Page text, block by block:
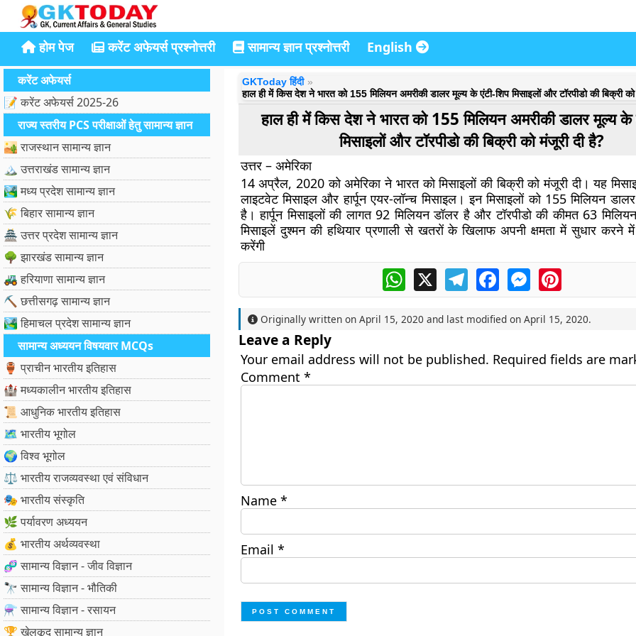
होम पेज करेंट अफेयर्स प्रश्नोत्तरी सामान्य ज्ञान प्रश्नोत्तरी English
करेंट अफेयर्स
📝 करेंट अफेयर्स 2025-26
राज्य स्तरीय PCS परीक्षाओं हेतु सामान्य ज्ञान
🏜️ राजस्थान सामान्य ज्ञान
🏔️ उत्तराखंड सामान्य ज्ञान
🏞️ मध्य प्रदेश सामान्य ज्ञान
🌾 बिहार सामान्य ज्ञान
🏯 उत्तर प्रदेश सामान्य ज्ञान
🌳 झारखंड सामान्य ज्ञान
🚜 हरियाणा सामान्य ज्ञान
⛏️ छत्तीसगढ़ सामान्य ज्ञान
🏞️ हिमाचल प्रदेश सामान्य ज्ञान
सामान्य अध्ययन विषयवार MCQs
🏺 प्राचीन भारतीय इतिहास
🏰 मध्यकालीन भारतीय इतिहास
📜 आधुनिक भारतीय इतिहास
🗺️ भारतीय भूगोल
🌍 विश्व भूगोल
⚖️ भारतीय राजव्यवस्था एवं संविधान
🎭 भारतीय संस्कृति
🌿 पर्यावरण अध्ययन
💰 भारतीय अर्थव्यवस्था
🧬 सामान्य विज्ञान - जीव विज्ञान
🔭 सामान्य विज्ञान - भौतिकी
⚗️ सामान्य विज्ञान - रसायन
🏆 खेलकूद सामान्य ज्ञान
GKToday हिंदी
हाल ही में किस देश ने भारत को 155 मिलियन अमरीकी डालर मूल्य के एंटी-शिप मिसाइलों और टॉरपीडो की बिक्री
हाल ही में किस देश ने भारत को 155 मिलियन अमरीकी डालर मूल्य के
मिसाइलों और टॉरपीडो की बिक्री को मंजूरी दी है?
उत्तर – अमेरिका
14 अप्रैल, 2020 को अमेरिका ने भारत को मिसाइलों की बिक्री को मंजूरी दी। यह
लाइटवेट मिसाइल और हार्पून एयर-लॉन्च मिसाइल। इन मिसाइलों को 155 मिलियन
है। हार्पून मिसाइलों की लागत 92 मिलियन डॉलर है और टॉरपीडो की कीमत 63
मिसाइलें दुश्मन की हथियार प्रणाली से खतरों के खिलाफ अपनी क्षमता में सुधार करने
करेंगी
WhatsApp
X TelegramFacebookMessengerPinterest
Originally written on April 15, 2020 and last modified on April 15, 2020.
Leave a Reply
Your email address will not be published. Required fields are
Comment *
Name *
Email *